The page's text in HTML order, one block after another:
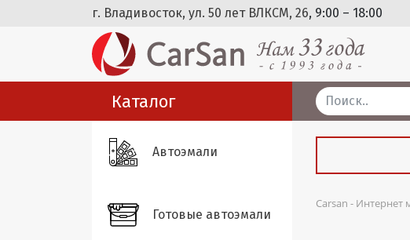
г. Владивосток, ул. 50 лет ВЛКСМ, 26, 9:00 – 18:00
Каталог
Автоэмали
Готовые автоэмали
Carsan - Интернет